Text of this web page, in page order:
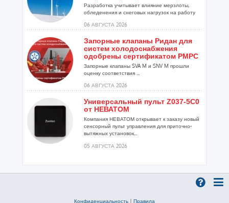
Разработка учитывает влияние мерзлоты,
обледенения и снеговых нагрузок на работу
06 АВГУСТА 2026
Запорные клапаны Ридан для
систем холодоснабжения
одобрены сертификатом РМРС
Запорные клапаны SVA M и SNV M прошли
оценку соответствия ...
06 АВГУСТА 2026
Универсальный пульт Z037-5C0
от НЕВАТОМ
Компания НЕВАТОМ открывает к заказу новый
сенсорный пульт управления для приточно-
вытяжных установок...
05 АВГУСТА 2026
расширения ...
Конфиденциальность | Правила